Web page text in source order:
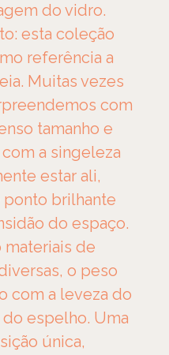
do vidro.
esta coleção
referência a
Muitas vezes
com
tamanho e
a singeleza
estar ali,
brilhante
do espaço.
materiais de
o peso
com a leveza do
espelho. Uma
única,